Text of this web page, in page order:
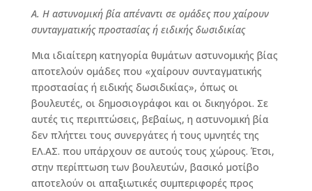
Α. Η αστυνομική βία απέναντι σε ομάδες που χαίρουν
συνταγματικής προστασίας ή ειδικής δωσιδικίας
Μια ιδιαίτερη κατηγορία θυμάτων αστυνομικής βίας
αποτελούν ομάδες που «χαίρουν συνταγματικής
προστασίας ή ειδικής δωσιδικίας», όπως οι
βουλευτές, οι δημοσιογράφοι και οι δικηγόροι. Σε
αυτές τις περιπτώσεις, βεβαίως, η αστυνομική βία
δεν πλήττει τους συνεργάτες ή τους υμνητές της
ΕΛ.ΑΣ. που υπάρχουν σε αυτούς τους χώρους. Έτσι,
στην περίπτωση των βουλευτών, βασικό μοτίβο
αποτελούν οι απαξιωτικές συμπεριφορές προς